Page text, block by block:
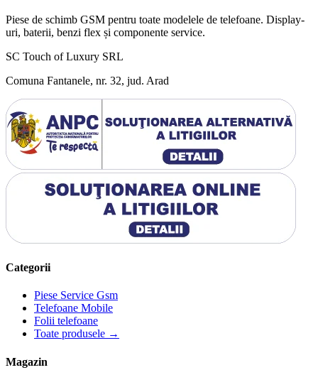
Piese de schimb GSM pentru toate modelele de telefoane. Display-
uri, baterii, benzi flex și componente service.
SC Touch of Luxury SRL
Comuna Fantanele, nr. 32, jud. Arad
Categorii
Piese Service Gsm
Telefoane Mobile
Folii telefoane
Toate produsele →
Magazin